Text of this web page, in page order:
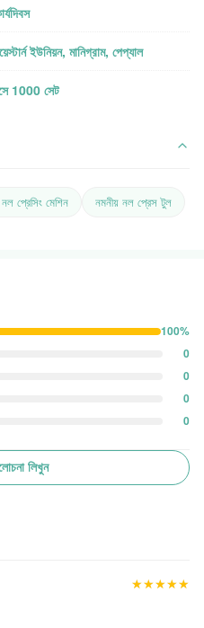
ইউনিয়ন, মানিগ্রাম, পেপ্যাল
1000 সেট
নল প্রেসিং মেশিন নমনীয় নল প্রেস টুল
100%
0
0
0
0
লিখুন
★★★★★
★★★★★